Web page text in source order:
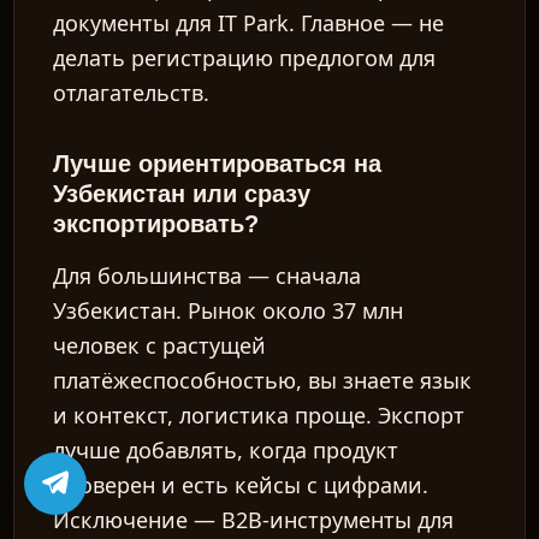
документы для IT Park. Главное — не
делать регистрацию предлогом для
отлагательств.
Лучше ориентироваться на
Узбекистан или сразу
экспортировать?
Для большинства — сначала
Узбекистан. Рынок около 37 млн
человек с растущей
платёжеспособностью, вы знаете язык
и контекст, логистика проще. Экспорт
лучше добавлять, когда продукт
проверен и есть кейсы с цифрами.
Исключение — B2B-инструменты для